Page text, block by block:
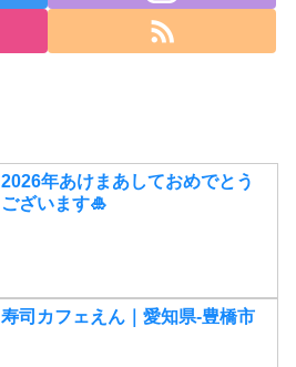
2026年あけまあしておめでとう
ございます🎍
寿司カフェえん｜愛知県-豊橋市